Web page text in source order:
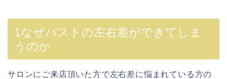
1なぜバストの左右差ができてしま
うのか
サロンにご来店頂いた方で左右差に悩まれている方の